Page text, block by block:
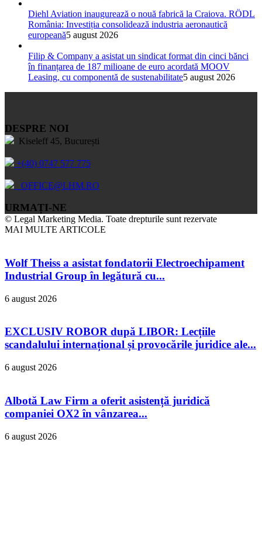
Diehl Aviation inaugurează o nouă fabrică la Craiova. RÖDL
România: Investiția consolidează industria aeronautică
europeană5 august 2026
Filip & Company a asistat un sindicat format din cinci bănci
în finanțarea de 187 milioane de euro acordată MOOV
Leasing, cu componentă de sustenabilitate5 august 2026
DESPRE NOI
Kiseleff 45, București
+(40) 0747 577 775
OFFICE@LHM.RO
URMAȚI-NE
© Legal Marketing Media. Toate drepturile sunt rezervate
MAI MULTE ARTICOLE
Wolf Theiss a asistat fondatorii Electroechipament
Industrial Group în legătură cu...
6 august 2026
EXCLUSIV ROBOR după LIBOR: Lecțiile
scandalului internațional și provocările juridice ale...
6 august 2026
Albotă Law Firm a oferit asistență juridică
companiei OX2 în vânzarea...
6 august 2026